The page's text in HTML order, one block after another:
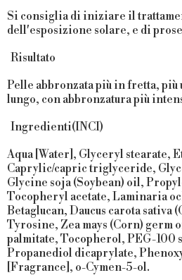
Si consiglia di iniziare il
dell'esposizione solare, e di
Risultato
Pelle abbronzata più in fretta, più
lungo, con abbronzatura più
Ingredienti(INCI)
Aqua [Water], Glyceryl stearate,
Caprylic/capric triglyceride,
Glycine soja (Soybean) oil,
Tocopheryl acetate, Laminaria
Betaglucan, Daucus carota sativa
Tyrosine, Zea mays (Corn)
palmitate, Tocopherol, PEG-100
Propanediol dicaprylate,
[Fragrance], o-Cymen-5-ol.